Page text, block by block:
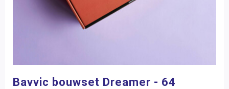
Bavvic bouwset Dreamer - 64